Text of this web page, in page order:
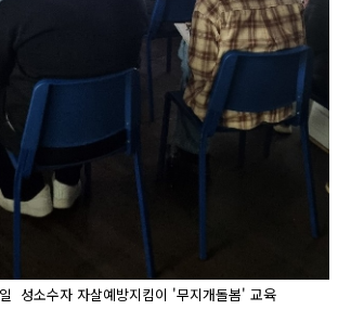
성소수자 자살예방지킴이 '무지개돌봄' 교육